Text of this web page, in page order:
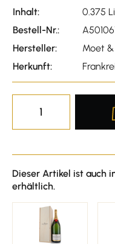
Inhalt:
0.375
Bestell-Nr.:
Hersteller:
Moet
Herkunft:
Dieser Artikel ist auch
erhältlich.